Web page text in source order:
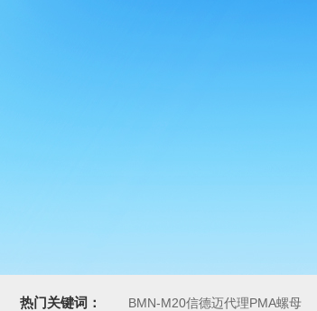
热门关键词： BMN-M20信德迈代理PMA螺母